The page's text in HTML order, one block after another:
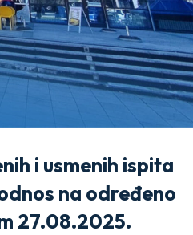
i usmenih ispita
na određeno
27.08.2025.